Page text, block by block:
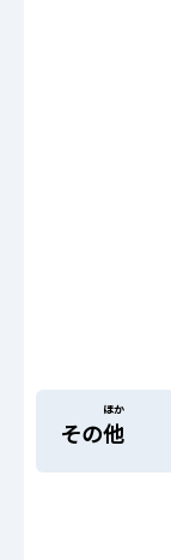
その他
ほか